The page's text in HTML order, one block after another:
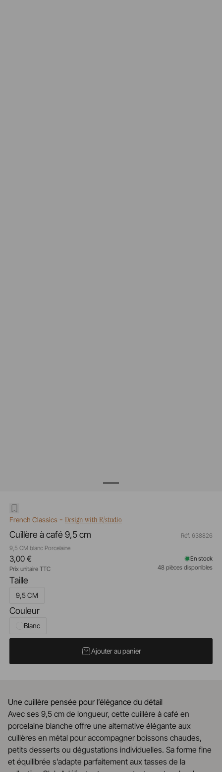
French Classics- Design with R/studio
Cuillère à café 9,5 cm
9,5 CM blanc Porcelaine
Réf. 638826
Taille
9,5 CM
Couleur
Blanc
3,00 €
Prix unitaire TTC
En stock
48 pièces disponibles
Ajouter au panier
Une cuillère pensée pour l’élégance du détail
Avec ses 9,5 cm de longueur, cette cuillère à café en
porcelaine blanche offre une alternative élégante aux
cuillères en métal pour accompagner boissons chaudes,
petits desserts ou dégustations individuelles. Sa forme fine
et équilibrée s’adapte parfaitement aux tasses de la